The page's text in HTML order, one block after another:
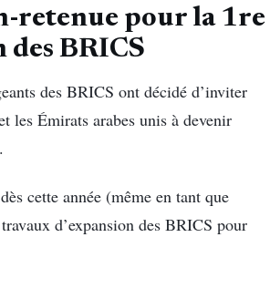
retenue pour la 1re
des BRICS
des BRICS ont décidé d’inviter
les Émirats arabes unis à devenir
cette année (même en tant que
d’expansion des BRICS pour